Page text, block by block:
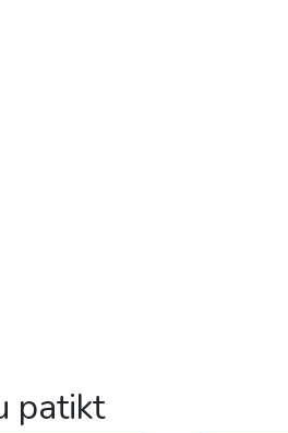
patikt